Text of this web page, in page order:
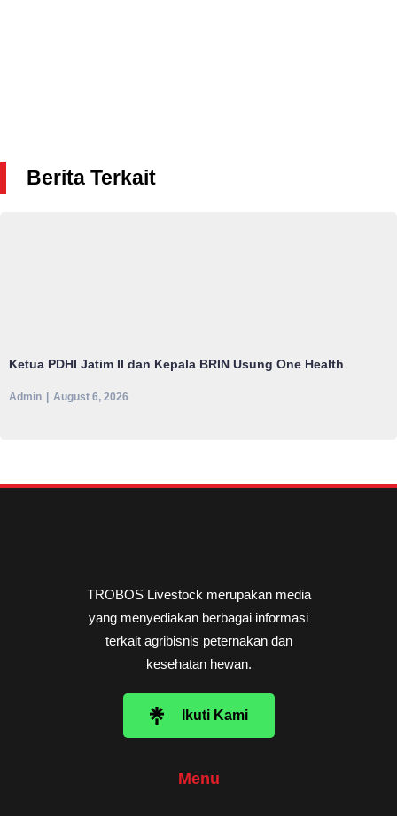
Berita Terkait
Ketua PDHI Jatim II dan Kepala BRIN Usung One Health
Admin August 6, 2026
TROBOS Livestock merupakan media
yang menyediakan berbagai informasi
terkait agribisnis peternakan dan
kesehatan hewan.
Ikuti Kami
Menu